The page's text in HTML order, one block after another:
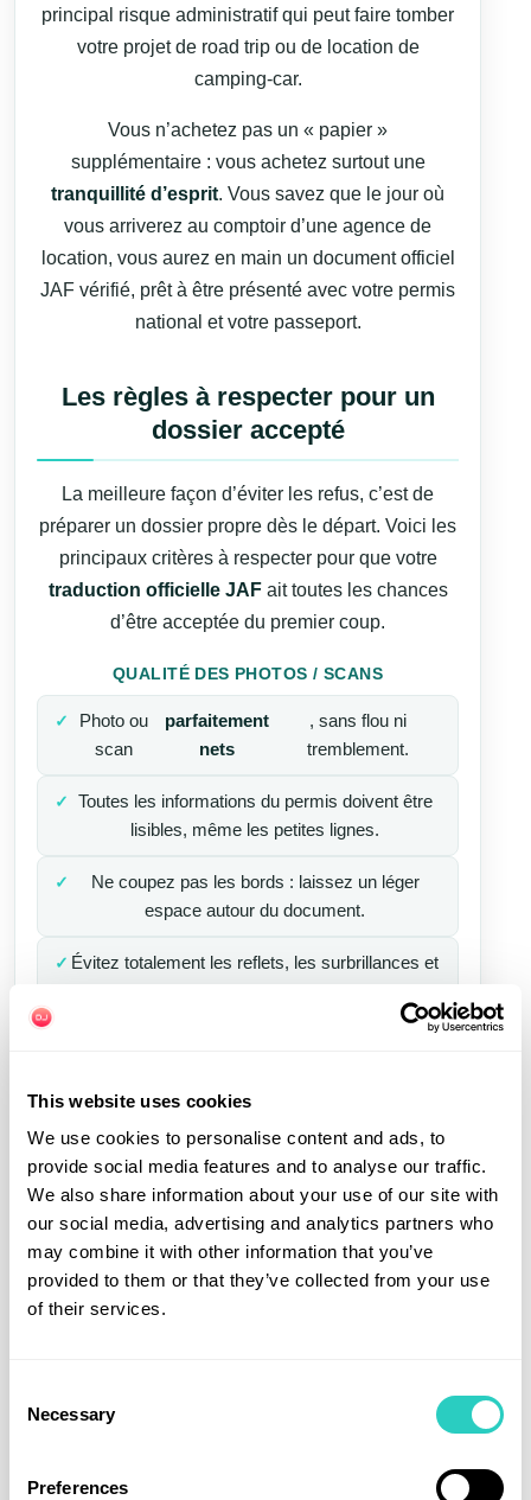
This website uses cookies
We use cookies to personalise content and ads, to
provide social media features and to analyse our traffic.
We also share information about your use of our site with
our social media, advertising and analytics partners who
may combine it with other information that you’ve
provided to them or that they’ve collected from your use
of their services.
Selection
Necessary
Preferences
principal risque administratif qui peut faire tomber
votre projet de road trip ou de location de
camping-car.
Vous n’achetez pas un « papier »
supplémentaire : vous achetez surtout une
tranquillité d’esprit. Vous savez que le jour où
vous arriverez au comptoir d’une agence de
location, vous aurez en main un document officiel
JAF vérifié, prêt à être présenté avec votre permis
national et votre passeport.
Les règles à respecter pour un
dossier accepté
La meilleure façon d’éviter les refus, c’est de
préparer un dossier propre dès le départ. Voici les
principaux critères à respecter pour que votre
traduction officielle JAFait toutes les chances
d’être acceptée du premier coup.
QUALITÉ DES PHOTOS / SCANS
Photo ou
scan
parfaitement
nets
, sans flou ni
tremblement.
Toutes les informations du permis doivent être
lisibles, même les petites lignes.
Ne coupez pas les bords : laissez un léger
espace autour du document.
Évitez totalement les reflets, les surbrillances et
Les volets doivent
apparaître
en
entier
zone manquante.
Le permis ne doit pas être déchiré, scotché ou
séparé en plusieurs morceaux.
Toutes les pages où figurent des catégories ou
des mentions doivent être scannées.
être visibles au recto